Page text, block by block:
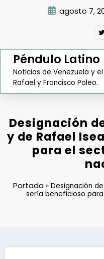
agosto 7,
Péndulo Latino
Noticias de Venezuela y
Rafael y Francisco Poleo.
Designación
y de Rafael
para el
Portada »Designación
sería beneficioso